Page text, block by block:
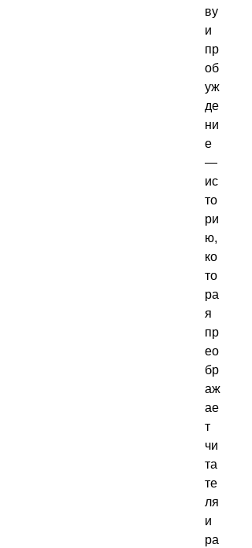
ву
и
пр
об
уж
де
ни
е
—
ис
то
ри
ю,
ко
то
ра
я
пр
ео
бр
аж
ае
т
чи
та
те
ля
и
ра